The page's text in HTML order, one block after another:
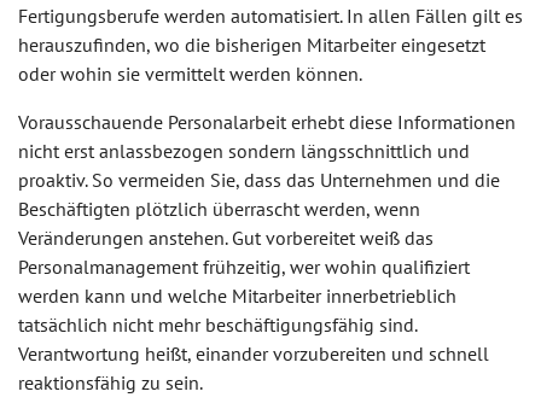
Fertigungsberufe werden automatisiert. In allen Fällen gilt es
herauszufinden, wo die bisherigen Mitarbeiter eingesetzt
oder wohin sie vermittelt werden können.
Vorausschauende Personalarbeit erhebt diese Informationen
nicht erst anlassbezogen sondern längsschnittlich und
proaktiv. So vermeiden Sie, dass das Unternehmen und die
Beschäftigten plötzlich überrascht werden, wenn
Veränderungen anstehen. Gut vorbereitet weiß das
Personalmanagement frühzeitig, wer wohin qualifiziert
werden kann und welche Mitarbeiter innerbetrieblich
tatsächlich nicht mehr beschäftigungsfähig sind.
Verantwortung heißt, einander vorzubereiten und schnell
reaktionsfähig zu sein.